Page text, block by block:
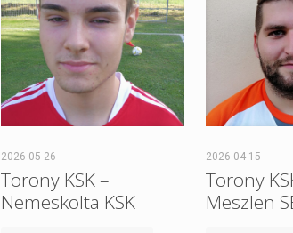
2026-05-26
Torony KSK –
Nemeskolta KSK
2026-04-15
Torony
Meszlen